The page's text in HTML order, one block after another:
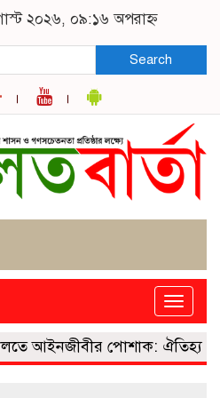
২০২৬, ০৯:১৬ অপরাহ্ন
Search
Toggle
পোশাক: ঐতিহ্য, প্রতীক